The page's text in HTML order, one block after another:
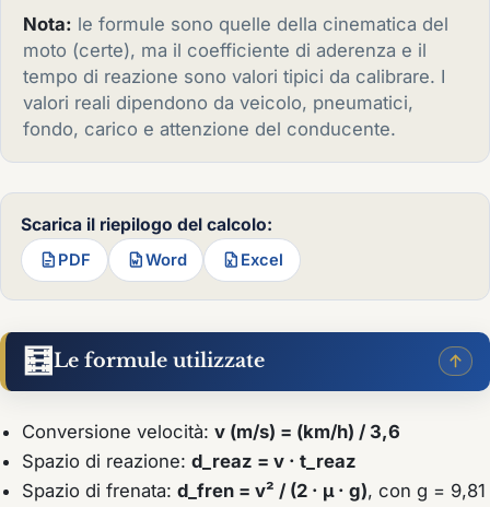
Nota: le formule sono quelle della cinematica del
moto (certe), ma il coefficiente di aderenza e il
tempo di reazione sono valori tipici da calibrare. I
valori reali dipendono da veicolo, pneumatici,
fondo, carico e attenzione del conducente.
Scarica il riepilogo del calcolo:
PDF Word Excel
🧮Le formule utilizzate
Conversione velocità:v (m/s) = (km/h) / 3,6
Spazio di reazione:d_reaz = v · t_reaz
Spazio di frenata:d_fren = v² / (2 · µ · g), con g = 9,81